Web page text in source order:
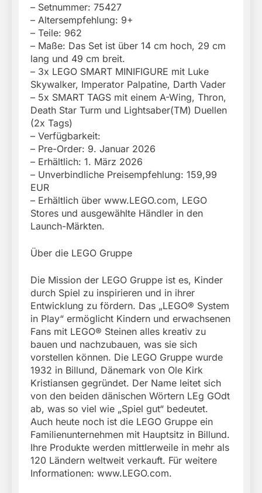
– Setnummer: 75427
– Altersempfehlung: 9+
– Teile: 962
– Maße: Das Set ist über 14 cm hoch, 29 cm
lang und 49 cm breit.
– 3x LEGO SMART MINIFIGURE mit Luke
Skywalker, Imperator Palpatine, Darth Vader
– 5x SMART TAGS mit einem A-Wing, Thron,
Death Star Turm und Lightsaber(TM) Duellen
(2x Tags)
– Verfügbarkeit:
– Pre-Order: 9. Januar 2026
– Erhältlich: 1. März 2026
– Unverbindliche Preisempfehlung: 159,99
EUR
– Erhältlich über www.LEGO.com, LEGO
Stores und ausgewählte Händler in den
Launch-Märkten.
Über die LEGO Gruppe
Die Mission der LEGO Gruppe ist es, Kinder
durch Spiel zu inspirieren und in ihrer
Entwicklung zu fördern. Das „LEGO® System
in Play“ ermöglicht Kindern und erwachsenen
Fans mit LEGO® Steinen alles kreativ zu
bauen und nachzubauen, was sie sich
vorstellen können. Die LEGO Gruppe wurde
1932 in Billund, Dänemark von Ole Kirk
Kristiansen gegründet. Der Name leitet sich
von den beiden dänischen Wörtern LEg GOdt
ab, was so viel wie „Spiel gut“ bedeutet.
Auch heute noch ist die LEGO Gruppe ein
Familienunternehmen mit Hauptsitz in Billund.
Ihre Produkte werden mittlerweile in mehr als
120 Ländern weltweit verkauft. Für weitere
Informationen: www.LEGO.com.